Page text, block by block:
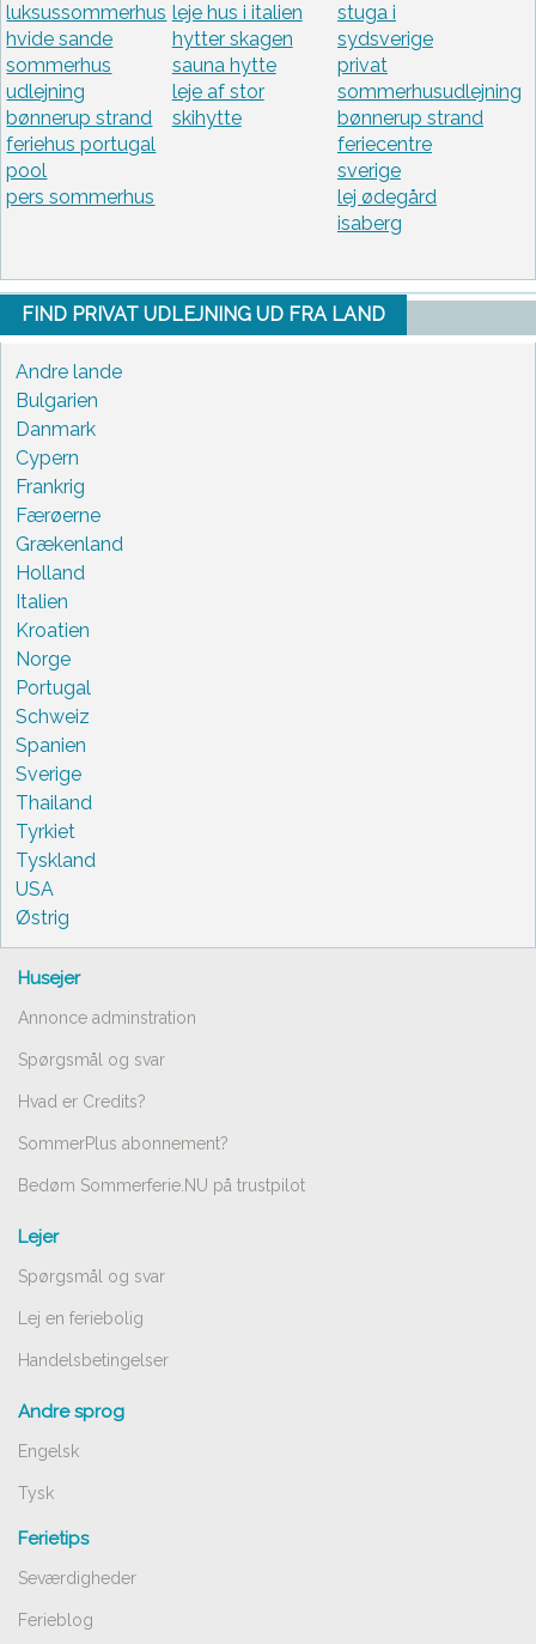
luksussommerhus
hvide sande
sommerhus
udlejning
bønnerup strand
feriehus portugal
pool
pers sommerhus
leje hus i italien
hytter skagen
sauna hytte
leje af stor
skihytte
stuga i
sydsverige
privat
sommerhusudlejning
bønnerup strand
feriecentre
sverige
lej ødegård
isaberg
FIND PRIVAT UDLEJNING UD FRA LAND
Andre lande
Bulgarien
Danmark
Cypern
Frankrig
Færøerne
Grækenland
Holland
Italien
Kroatien
Norge
Portugal
Schweiz
Spanien
Sverige
Thailand
Tyrkiet
Tyskland
USA
Østrig
Husejer
Annonce adminstration
Spørgsmål og svar
Hvad er Credits?
SommerPlus abonnement?
Bedøm Sommerferie.NU på trustpilot
Lejer
Spørgsmål og svar
Lej en feriebolig
Handelsbetingelser
Andre sprog
Engelsk
Tysk
Ferietips
Seværdigheder
Ferieblog